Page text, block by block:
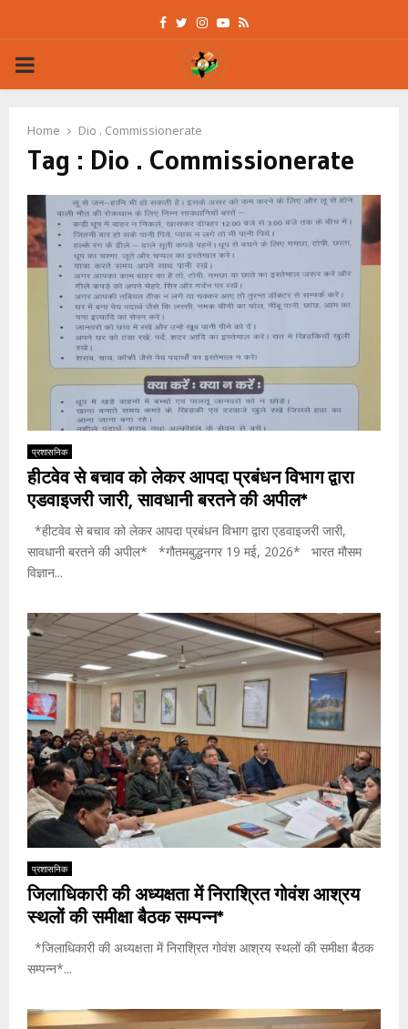
Facebook
Twitter
Instagram
Youtube
Rss
PRIMARY
Home Dio . Commissionerate
Tag : Dio . Commissionerate
प्रशासनिक
हीटवेव से बचाव को लेकर आपदा प्रबंधन विभाग द्वारा
एडवाइजरी जारी, सावधानी बरतने की अपील*
*हीटवेव से बचाव को लेकर आपदा प्रबंधन विभाग द्वारा एडवाइजरी जारी,
सावधानी बरतने की अपील* *गौतमबुद्धनगर 19 मई, 2026* भारत मौसम
विज्ञान...
प्रशासनिक
जिलाधिकारी की अध्यक्षता में निराश्रित गोवंश आश्रय
स्थलों की समीक्षा बैठक सम्पन्न*
*जिलाधिकारी की अध्यक्षता में निराश्रित गोवंश आश्रय स्थलों की समीक्षा बैठक
सम्पन्न*...